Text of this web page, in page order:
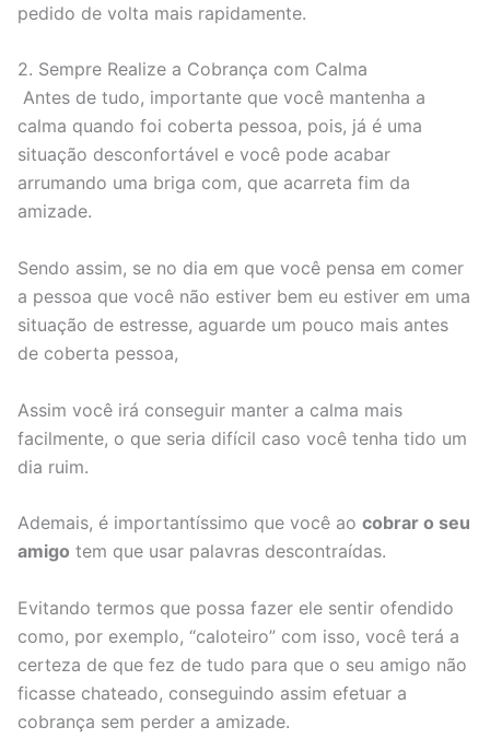
pedido de volta mais rapidamente.
2. Sempre Realize a Cobrança com Calma
Antes de tudo, importante que você mantenha a
calma quando foi coberta pessoa, pois, já é uma
situação desconfortável e você pode acabar
arrumando uma briga com, que acarreta fim da
amizade.
Sendo assim, se no dia em que você pensa em comer
a pessoa que você não estiver bem eu estiver em uma
situação de estresse, aguarde um pouco mais antes
de coberta pessoa,
Assim você irá conseguir manter a calma mais
facilmente, o que seria difícil caso você tenha tido um
dia ruim.
Ademais, é importantíssimo que você ao cobrar o seu
amigo tem que usar palavras descontraídas.
Evitando termos que possa fazer ele sentir ofendido
como, por exemplo, “caloteiro” com isso, você terá a
certeza de que fez de tudo para que o seu amigo não
ficasse chateado, conseguindo assim efetuar a
cobrança sem perder a amizade.